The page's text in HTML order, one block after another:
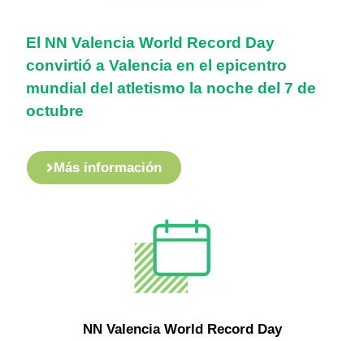
El NN Valencia World Record Day
convirtió a Valencia en el epicentro
mundial del atletismo la noche del 7 de
octubre
Más información
NN Valencia World Record Day